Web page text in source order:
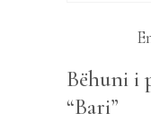
Bëhuni i
“Bari”